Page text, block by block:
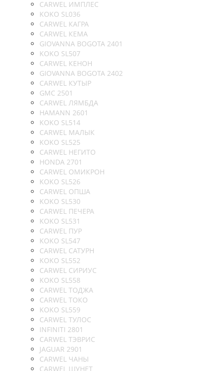
CARWEL ИМПЛЕС
KOKO SL036
CARWEL КАГРА
CARWEL КЕМА
GIOVANNA BOGOTA 2401
KOKO SL507
CARWEL КЕНОН
GIOVANNA BOGOTA 2402
CARWEL КУТЫР
GMC 2501
CARWEL ЛЯМБДА
HAMANN 2601
KOKO SL514
CARWEL МАЛЫК
KOKO SL525
CARWEL НЕГИТО
HONDA 2701
CARWEL ОМИКРОН
KOKO SL526
CARWEL ОПША
KOKO SL530
CARWEL ПЕЧЕРА
KOKO SL531
CARWEL ПУР
KOKO SL547
CARWEL САТУРН
KOKO SL552
CARWEL СИРИУС
KOKO SL558
CARWEL ТОДЖА
CARWEL ТОКО
KOKO SL559
CARWEL ТУЛОС
INFINITI 2801
CARWEL ТЭВРИС
JAGUAR 2901
CARWEL ЧАНЫ
CARWEL ШУНЕТ